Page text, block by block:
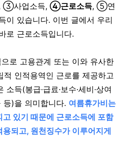
③사업소득, ④근로소득, ⑤연
있습니다. 이번 글에서 우리
로 근로소득입니다.
로 고용관계 또는 이와 유사한
적 인적용역인 근로를 제공하고
득(봉급·급료·보수·세비·상여
등)을 의미합니다. 여름휴가비는
있기 때문에 근로소득에 포함
되고, 원천징수가 이루어지게